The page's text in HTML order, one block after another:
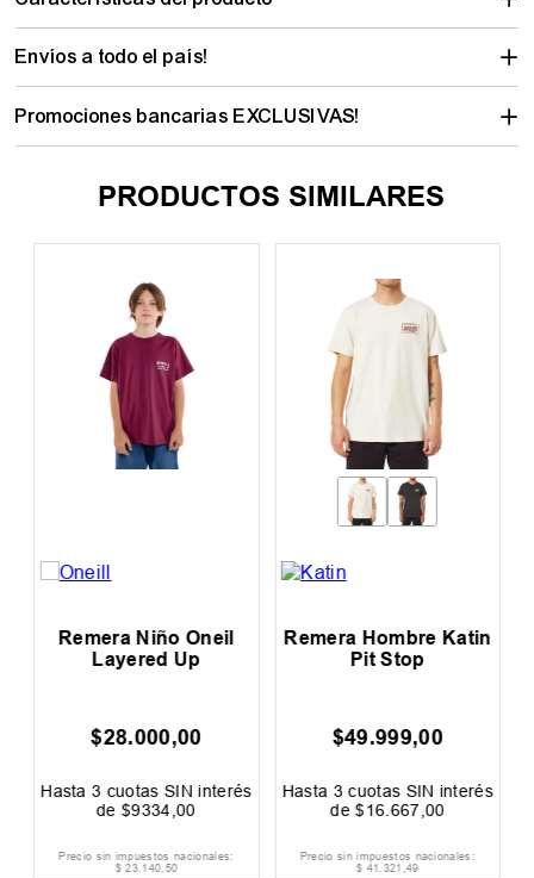
Envíos a todo el país!
Promociones bancarias EXCLUSIVAS!
PRODUCTOS SIMILARES
Remera Niño Oneil
Layered Up
$28.000,00
Hasta 3 cuotas SIN interés
de $9334 00
Precio sin impuestos nacionales:
$ 23.140,50
Remera Hombre Katin
Pit Stop
$49.999,00
Hasta 3 cuotas SIN interés
de$16 667 00
Precio sin impuestos nacionales:
$ 41.321,49